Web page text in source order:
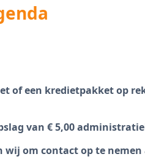
of een kredietpakket op
van € 5,00
wij om contact op te